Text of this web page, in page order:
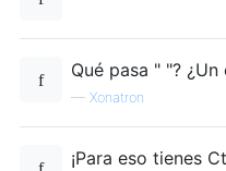
Qué pasa " "? ¿Un
— Xonatron
¡Para eso tienes